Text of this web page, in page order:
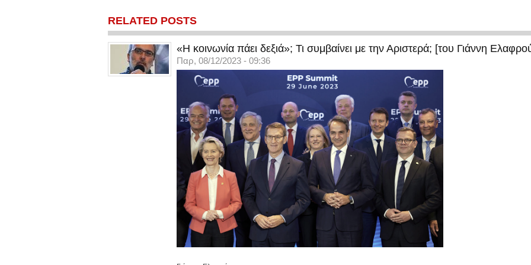
RELATED POSTS
«Η κοινωνία πάει δεξιά»; Τι συμβαίνει με την Αριστερά; [του Γιάννη
Παρ, 08/12/2023 - 09:36